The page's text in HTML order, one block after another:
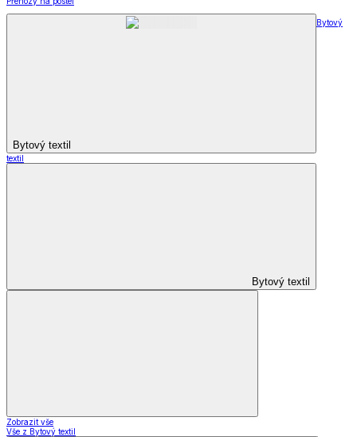
Bytový textil
Bytový
textil
Bytový textil
Zobrazit vše
Vše z Bytový textil